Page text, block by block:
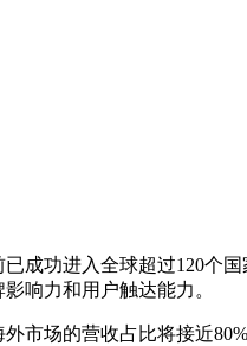
成功进入全球超过120个
响力和用户触达能力。
市场的营收占比将接近